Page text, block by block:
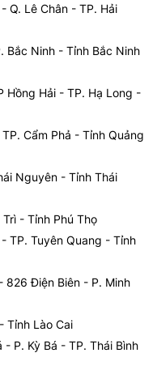
Q. Lê Chân - TP. Hải
Bắc Ninh - Tỉnh Bắc Ninh
Hồng Hải - TP. Hạ Long -
Cẩm Phả - Tỉnh Quảng
Nguyên - Tỉnh Thái
Trì - Tỉnh Phú Thọ
TP. Tuyên Quang - Tỉnh
826 Điện Biên - P. Minh
Tỉnh Lào Cai
P. Kỳ Bá - TP. Thái Bình